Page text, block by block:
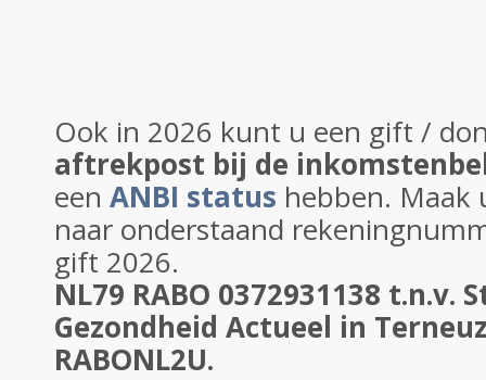
Ook in 2026 kunt u een gift /
aftrekpost bij de
een ANBI status hebben.
naar onderstaand
gift 2026.
NL79 RABO 0372931138 t.n.v.
Gezondheid Actueel in
RABONL2U.